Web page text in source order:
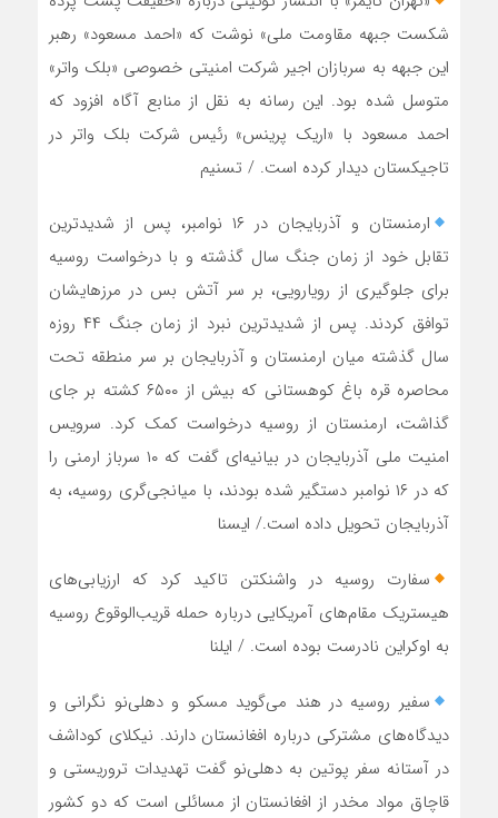
شکست جبهه مقاومت ملی» نوشت که «احمد مسعود» رهبر
این جبهه به سربازان اجیر شرکت امنیتی خصوصی «بلک واتر»
متوسل شده بود. این رسانه به نقل از منابع آگاه افزود که
احمد مسعود با «اریک پرینس» رئیس شرکت بلک واتر در
تاجیکستان دیدار کرده است. / تسنیم
ارمنستان و آذربایجان در ۱۶ نوامبر، پس از شدیدترین
تقابل خود از زمان جنگ سال گذشته و با درخواست روسیه
برای جلوگیری از رویارویی، بر سر آتش بس در مرزهایشان
توافق کردند. پس از شدیدترین نبرد از زمان جنگ ۴۴ روزه
سال گذشته میان ارمنستان و آذربایجان بر سر منطقه تحت
محاصره قره باغ کوهستانی که بیش از ۶۵۰۰ کشته بر جای
گذاشت، ارمنستان از روسیه درخواست کمک کرد. سرویس
امنیت ملی آذربایجان در بیانیه‌ای گفت که ۱۰ سرباز ارمنی را
که در ۱۶ نوامبر دستگیر شده بودند، با میانجی‌گری روسیه، به
آذربایجان تحویل داده است./ ایسنا
سفارت روسیه در واشنکتن تاکید کرد که ارزیابی‌های
هیستریک مقام‌های آمریکایی درباره حمله قریب‌الوقوع روسیه
به اوکراین نادرست بوده است. / ایلنا
سفیر روسیه در هند می‌گوید مسکو و دهلی‌نو نگرانی و
دیدگاه‌های مشترکی درباره افغانستان دارند. نیکلای کوداشف
در آستانه سفر پوتین به دهلی‌نو گفت تهدیدات تروریستی و
قاچاق مواد مخدر از افغانستان از مسائلی است که دو کشور